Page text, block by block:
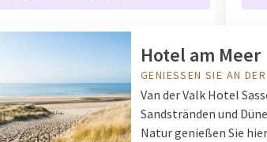
Hotel am Meer
GENIESSEN SIE AN
Van der Valk Hotel
Sandstränden und
Natur genießen Sie